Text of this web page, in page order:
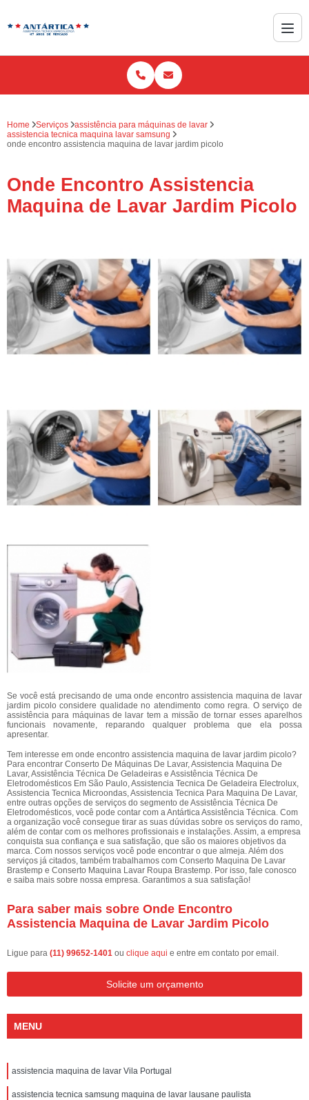
Home Serviços
assistência para máquinas de lavar
assistencia tecnica maquina lavar samsung
onde encontro assistencia maquina de lavar jardim picolo
Onde Encontro Assistencia
Maquina de Lavar Jardim Picolo
Se você está precisando de uma onde encontro assistencia maquina de lavar
jardim picolo considere qualidade no atendimento como regra. O serviço de
assistência para máquinas de lavar tem a missão de tornar esses aparelhos
funcionais novamente, reparando qualquer problema que ela possa
apresentar.
Tem interesse em onde encontro assistencia maquina de lavar jardim picolo?
Para encontrar Conserto De Máquinas De Lavar, Assistencia Maquina De
Lavar, Assistência Técnica De Geladeiras e Assistência Técnica De
Eletrodomésticos Em São Paulo, Assistencia Tecnica De Geladeira Electrolux,
Assistencia Tecnica Microondas, Assistencia Tecnica Para Maquina De Lavar,
entre outras opções de serviços do segmento de Assistência Técnica De
Eletrodomésticos, você pode contar com a Antártica Assistência Técnica. Com
a organização você consegue tirar as suas dúvidas sobre os serviços do ramo,
além de contar com os melhores profissionais e instalações. Assim, a empresa
conquista sua confiança e sua satisfação, que são os maiores objetivos da
marca. Com nossos serviços você pode encontrar o que almeja. Além dos
serviços já citados, também trabalhamos com Conserto Maquina De Lavar
Brastemp e Conserto Maquina Lavar Roupa Brastemp. Por isso, fale conosco
e saiba mais sobre nossa empresa. Garantimos a sua satisfação!
Para saber mais sobre Onde Encontro
Assistencia Maquina de Lavar Jardim Picolo
Ligue para (11) 99652-1401 ou clique aqui e entre em contato por email.
Solicite um orçamento
MENU
assistencia maquina de lavar Vila Portugal
assistencia tecnica samsung maquina de lavar lausane paulista